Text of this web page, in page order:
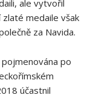
ale vytvořil
medaile však
za Navida.
po
účastnil